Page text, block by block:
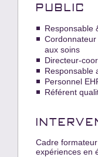
PUBLIC
Responsable
aux soins
Directeur-
Responsable
Personnel
Référent
Cadre
expériences en